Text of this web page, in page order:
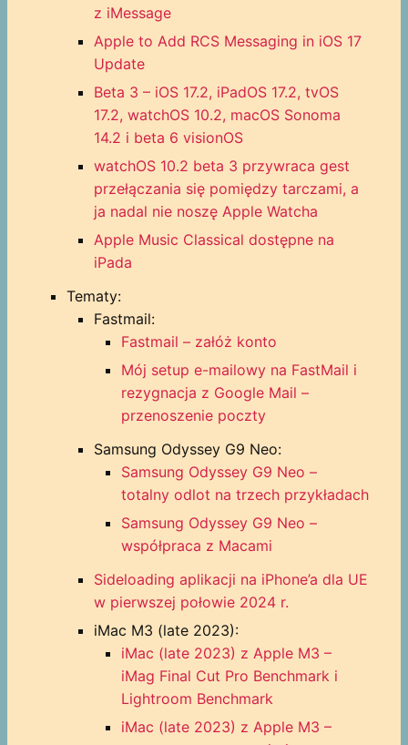
z iMessage
Apple to Add RCS Messaging in iOS 17
Update
Beta 3 – iOS 17.2, iPadOS 17.2, tvOS
17.2, watchOS 10.2, macOS Sonoma
14.2 i beta 6 visionOS
watchOS 10.2 beta 3 przywraca gest
przełączania się pomiędzy tarczami, a
ja nadal nie noszę Apple Watcha
Apple Music Classical dostępne na
iPada
Tematy:
Fastmail:
Fastmail – załóż konto
Mój setup e-mailowy na FastMail i
rezygnacja z Google Mail –
przenoszenie poczty
Samsung Odyssey G9 Neo:
Samsung Odyssey G9 Neo –
totalny odlot na trzech przykładach
Samsung Odyssey G9 Neo –
współpraca z Macami
Sideloading aplikacji na iPhone’a dla UE
w pierwszej połowie 2024 r.
iMac M3 (late 2023):
iMac (late 2023) z Apple M3 –
iMag Final Cut Pro Benchmark i
Lightroom Benchmark
iMac (late 2023) z Apple M3 –